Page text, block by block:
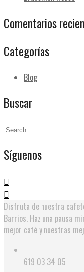
Comentarios
Categorías
Blog
Buscar
Síguenos
Disfruta de nuestra
Barrios. Haz una pausa
mejor café y nuestras
619 03 34 05